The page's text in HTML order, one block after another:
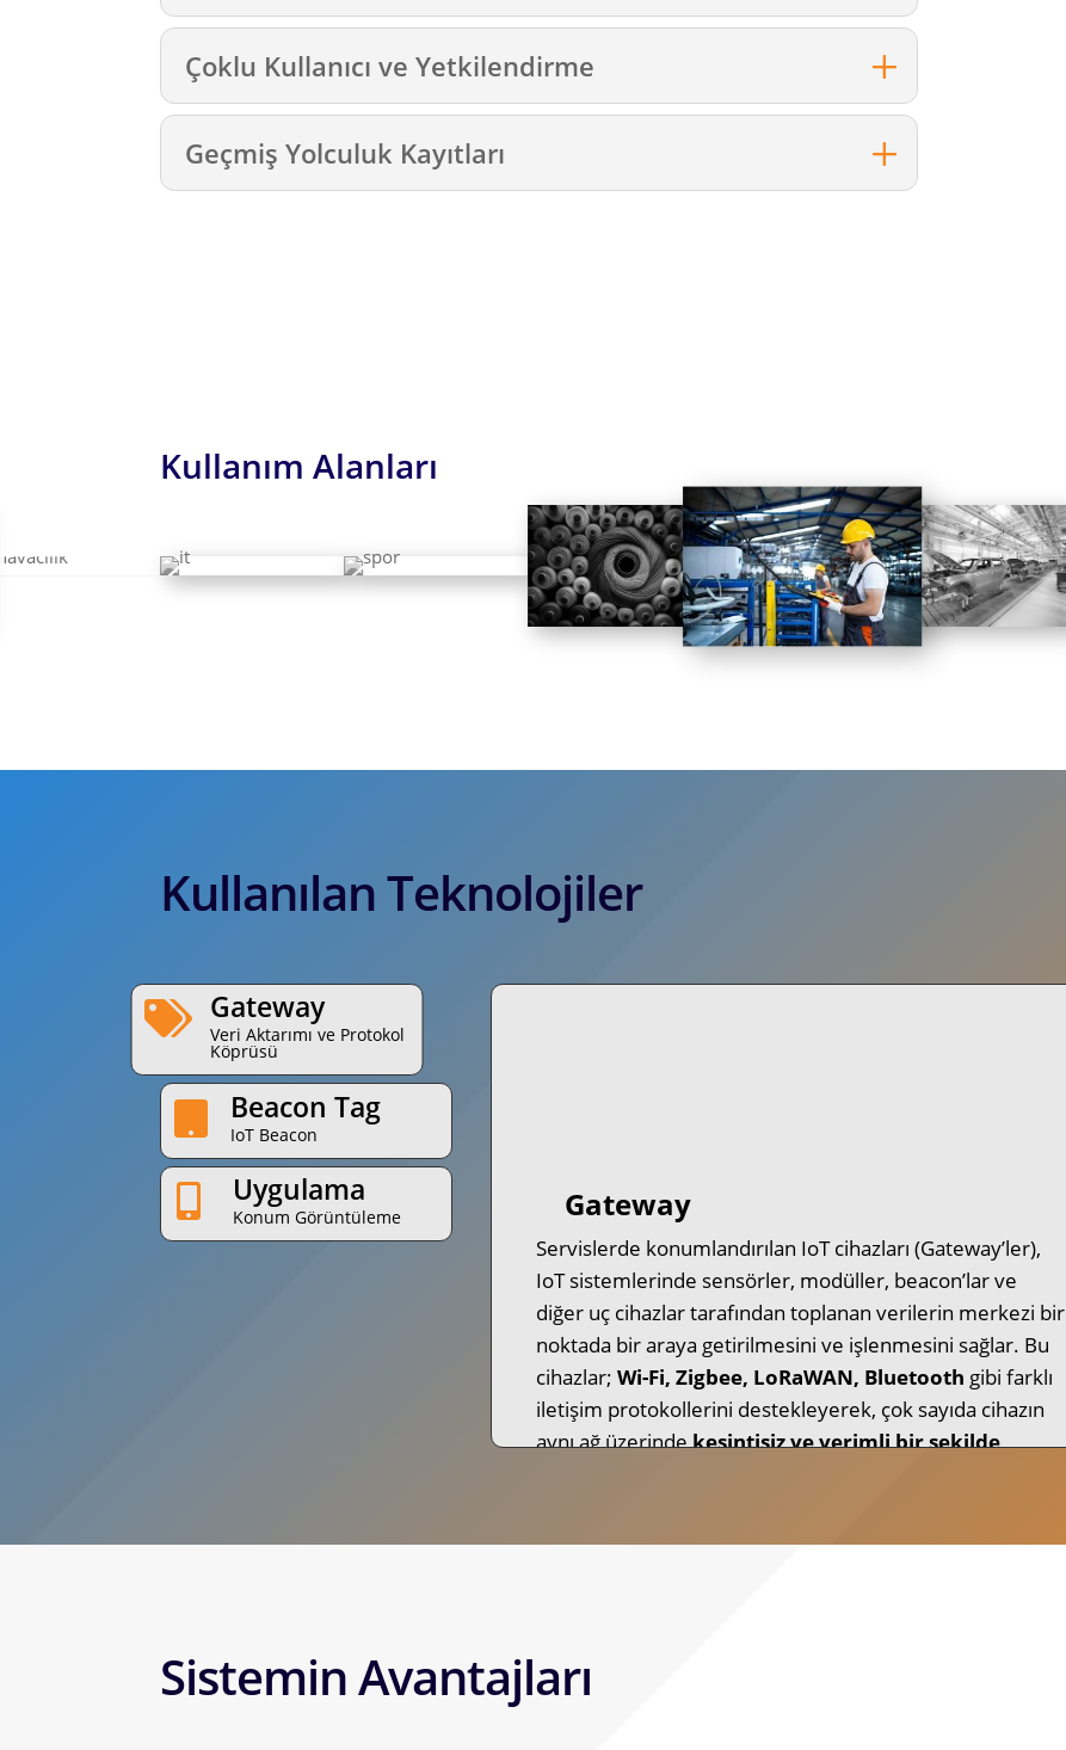
Çoklu Kullanıcı ve Yetkilendirme
Geçmiş Yolculuk Kayıtları
Kullanım Alanları
Kullanılan Teknolojiler
 Gateway
Veri Aktarımı ve Protokol
Köprüsü
Beacon Tag
IoT Beacon
 Uygulama
Konum Görüntüleme Gateway
Servislerde konumlandırılan IoT cihazları (Gateway’ler),
IoT sistemlerinde sensörler, modüller, beacon’lar ve
diğer uç cihazlar tarafından toplanan verilerin merkezi bir
noktada bir araya getirilmesini ve işlenmesini sağlar. Bu
cihazlar; Wi-Fi, Zigbee, LoRaWAN, Bluetooth gibi farklı
iletişim protokollerini destekleyerek, çok sayıda cihazın
aynı ağ üzerindekesintisiz ve verimli bir şekilde
Sistemin Avantajları